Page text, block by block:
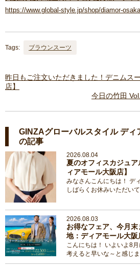
https://www.global-style.jp/shop/diamor-osaka
Tags: ブラウンスーツ
昨日もご注文いただきました！デニムス
店】
今日の竹田
GINZAグローバルスタイル ディ
の記事
2026.08.04
夏のオフィスカジュ
ィアモール大阪店】
みなさんこんにちは！ デ
しばらくお休みいただいて
2026.08.03
お得なフェア、今月
地：ディアモール大阪
こんにちは！ いよいよ8
考えると早いな～と感じま